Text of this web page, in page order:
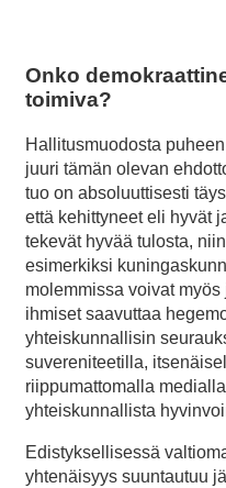
Onko
toimiva?
Hallitusmuodosta
juuri tämän olevan
tuo on absoluuttisesti
että kehittyneet eli hyvät
tekevät hyvää tulosta,
esimerkiksi
molemmissa voivat
ihmiset saavuttaa
yhteiskunnallisin
suvereniteetilla,
riippumattomalla
yhteiskunnallista
Edistyksellisessä
yhtenäisyys suuntautuu